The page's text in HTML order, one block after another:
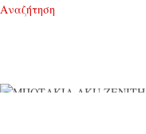
Αναζήτηση